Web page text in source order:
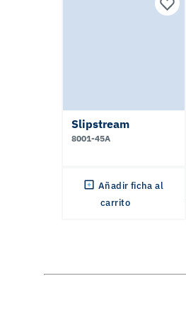
Slipstream
8001-45A
Añadir ficha al
carrito